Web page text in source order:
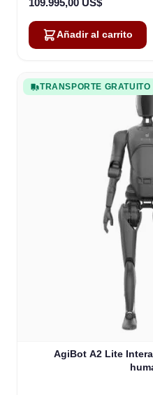
109.995,00 US$
Añadir al carrito
TRANSPORTE GRATUITO
AgiBot A2 Lite